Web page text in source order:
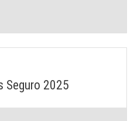
Seguro 2025